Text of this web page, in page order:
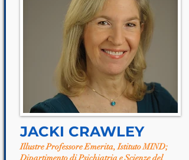
JACKI CRAWLEY
Illustre Professore Emerita, Istituto MIND;
Dipartimento di Psichiatria e Scienze del